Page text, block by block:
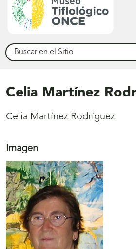
Buscar
Celia Martínez
Celia Martínez Rodríguez
Imagen